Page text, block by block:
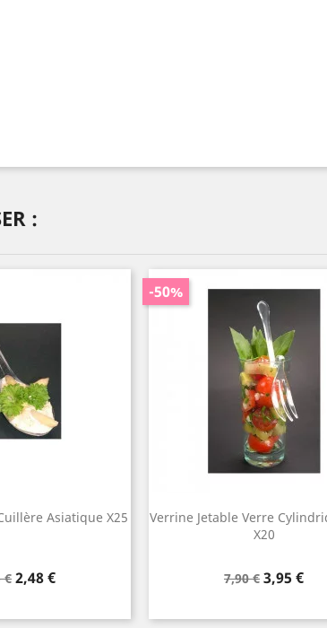
:
Asiatique X25
€ Prix
2,48 €
Verrine Jetable Verre
X20
Prix
7,90 €
-50%
Prix
3,95 €